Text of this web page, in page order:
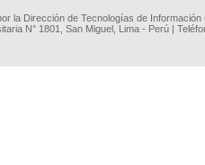
la Dirección de Tecnologías de
N° 1801, San Miguel, Lima - Perú |